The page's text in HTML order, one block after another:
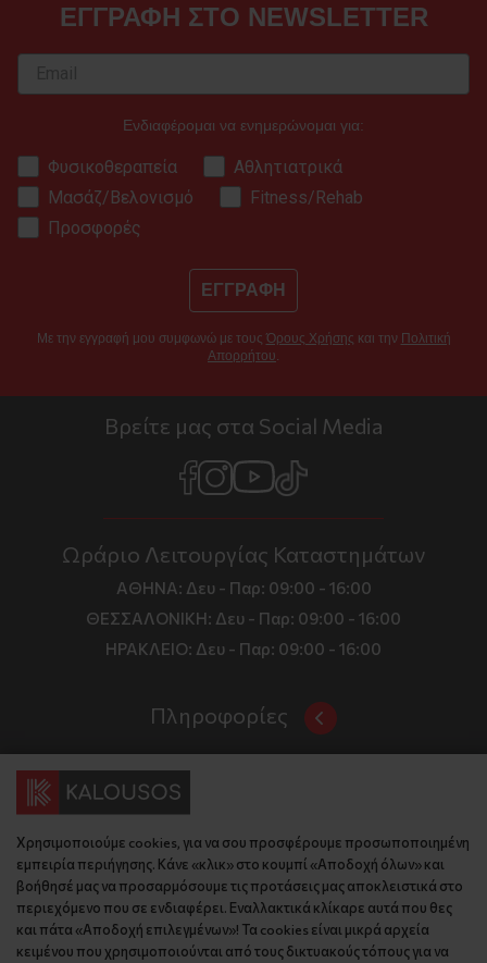
ΕΓΓΡΑΦΗ ΣΤΟ NEWSLETTER
Ενδιαφέρομαι να ενημερώνομαι για:
Φυσικοθεραπεία
Αθλητιατρικά
Μασάζ/Βελονισμό
Fitness/Rehab
Προσφορές
ΕΓΓΡΑΦΗ
Με την εγγραφή μου συμφωνώ με τους Όρους Χρήσης και την Πολιτική
Απορρήτου
Βρείτε μας στα Social Media
Ωράριο Λειτουργίας Καταστημάτων
ΑΘΗΝΑ: Δευ - Παρ: 09:00 - 16:00
ΘΕΣΣΑΛΟΝΙΚΗ: Δευ - Παρ: 09:00 - 16:00
ΗΡΑΚΛΕΙΟ: Δευ - Παρ: 09:00 - 16:00
Πληροφορίες
Όροι και Προϋποθέσεις
Τιμές, Τρόποι Αποστολής και Πληρωμής
Πολιτική Απορρήτου
Κώδικας Δεοντολογίας
Εταιρικό Προφίλ
KLoop - Loyalty Program
Become a Brand Ambassador
Επικοινωνία
Διεύθυνση
Έδρα: Γράμμου 29, 18345 , Μοσχάτο Αττική
Θεσ/νίκη: Λυσάνδρου 8, 54642, Θεσσαλονίκη
Κρήτη: Θερίσου 52, 71305, Ηράκλειο
Βρείτε μας στον χάρτη
Τηλέφωνο:
Χρησιμοποιούμε cookies, για να σου προσφέρουμε προσωποποιημένη
εμπειρία περιήγησης. Κάνε «κλικ» στο κουμπί «Αποδοχή όλων» και
βοήθησέ μας να προσαρμόσουμε τις προτάσεις μας αποκλειστικά στο
περιεχόμενο που σε ενδιαφέρει. Εναλλακτικά κλίκαρε αυτά που θες
και πάτα «Αποδοχή επιλεγμένων»! Τα cookies είναι μικρά αρχεία
κειμένου που χρησιμοποιούνται από τους δικτυακούς τόπους για να